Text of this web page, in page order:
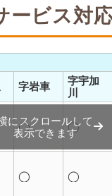
すービス対
字岩車
字宇加
川
◯ ◯
◯ ◯
にスクロールして
表示できます